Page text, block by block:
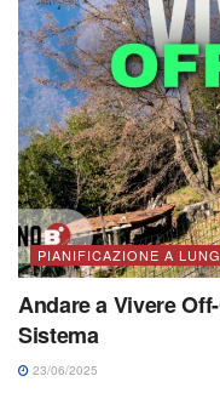
PIANIFICAZIONE A
Andare a Vivere
Sistema
23/06/2025